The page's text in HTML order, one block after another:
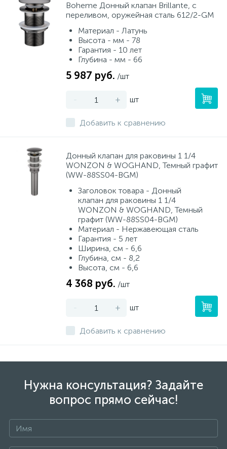
Boheme Донный клапан Brillante, с
переливом, оружейная сталь 612/2-GM
Материал - Латунь
Высота - мм - 78
Гарантия - 10 лет
Глубина - мм - 66
5 987 руб. /шт
- + шт
Добавить к сравнению
Донный клапан для раковины 1 1/4
WONZON & WOGHAND, Темный графит
(WW-88SS04-BGM)
Заголовок товара - Донный
клапан для раковины 1 1/4
WONZON & WOGHAND, Темный
графит (WW-88SS04-BGM)
Материал - Нержавеющая сталь
Гарантия - 5 лет
Ширина, см - 6,6
Глубина, см - 8,2
Высота, см - 6,6
4 368 руб. /шт
- + шт
Добавить к сравнению
Нужна консультация? Задайте
вопрос прямо сейчас!